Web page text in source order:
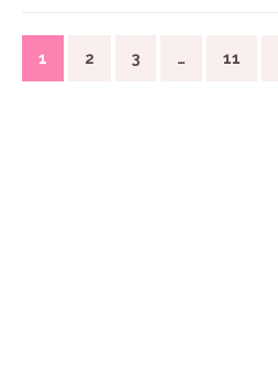
1 2 3 … 11